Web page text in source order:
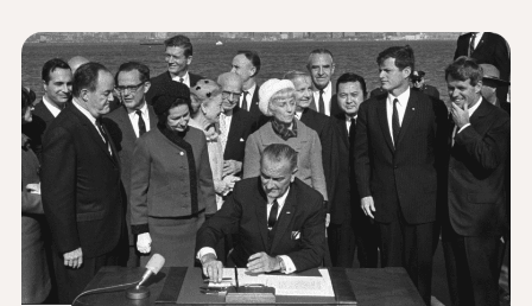
O NHD®
Zaangażować się